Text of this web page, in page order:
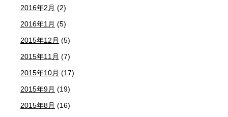
2016年2月 (2)
2016年1月 (5)
2015年12月 (5)
2015年11月 (7)
2015年10月 (17)
2015年9月 (19)
2015年8月 (16)